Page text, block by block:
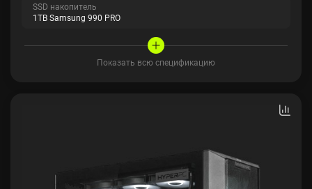
SSD накопитель
1TB Samsung 990 PRO
Показать всю спецификацию